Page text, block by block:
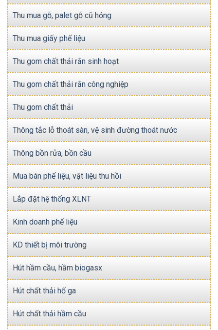
Thu mua gỗ, palet gỗ cũ hỏng
Thu mua giấy phế liệu
Thu gom chất thải rắn sinh hoạt
Thu gom chất thải rắn công nghiệp
Thu gom chất thải
Thông tắc lỗ thoát sàn, vệ sinh đường thoát nước
Thông bồn rửa, bồn cầu
Mua bán phế liệu, vật liệu thu hồi
Lắp đặt hệ thống XLNT
Kinh doanh phế liệu
KD thiết bị môi trường
Hút hầm cầu, hầm biogasx
Hút chất thải hố ga
Hút chất thải hầm cầu